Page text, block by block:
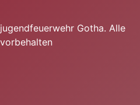
Gotha. Alle